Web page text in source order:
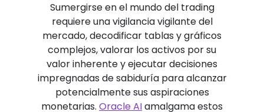
Sumergirse en el mundo del trading
requiere una vigilancia vigilante del
mercado, decodificar tablas y gráficos
complejos, valorar los activos por su
valor inherente y ejecutar decisiones
impregnadas de sabiduría para alcanzar
potencialmente sus aspiraciones
monetarias. Oracle AIamalgama estos